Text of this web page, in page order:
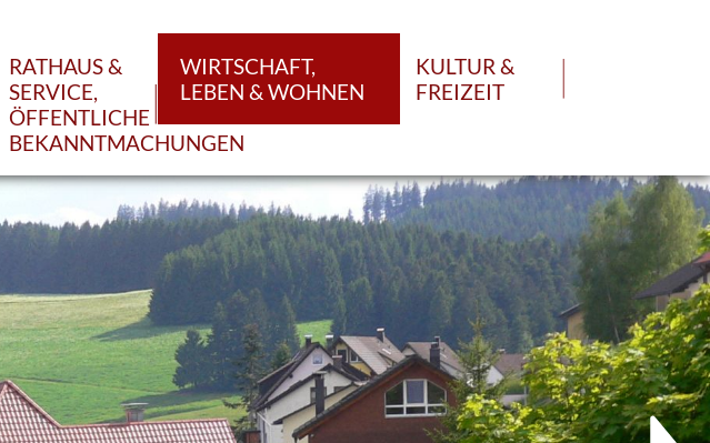
RATHAUS &
SERVICE,
ÖFFENTLICHE
BEKANNTMACHUNGEN
WIRTSCHAFT,
LEBEN & WOHNEN
KULTUR &
FREIZEIT